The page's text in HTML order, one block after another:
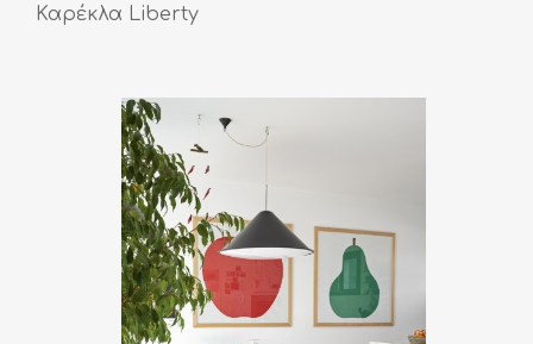
Καρέκλα Liberty